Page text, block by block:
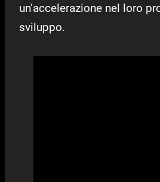
un’accelerazione nel loro
sviluppo.